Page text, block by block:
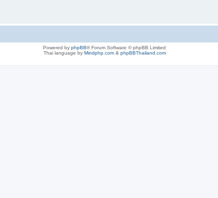
Powered by phpBB® Forum Software © phpBB Limited
Thai language by Mindphp.com& phpBBThailand.com